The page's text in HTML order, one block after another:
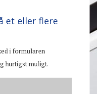
et eller flere
i formularen
hurtigst muligt.